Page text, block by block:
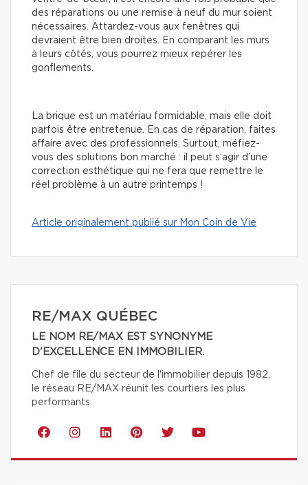
des réparations ou une remise à neuf du mur soient
nécessaires. Attardez-vous aux fenêtres qui
devraient être bien droites. En comparant les murs
à leurs côtés, vous pourrez mieux repérer les
gonflements.
La brique est un matériau formidable, mais elle doit
parfois être entretenue. En cas de réparation, faites
affaire avec des professionnels. Surtout, méfiez-
vous des solutions bon marché : il peut s’agir d’une
correction esthétique qui ne fera que remettre le
réel problème à un autre printemps !
Article originalement publié sur Mon Coin de Vie
RE/MAX QUÉBEC
LE NOM RE/MAX EST SYNONYME
D'EXCELLENCE EN IMMOBILIER.
Chef de file du secteur de l'immobilier depuis 1982,
le réseau RE/MAX réunit les courtiers les plus
performants.